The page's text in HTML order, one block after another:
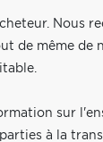
Nous
de même de
sur
à la